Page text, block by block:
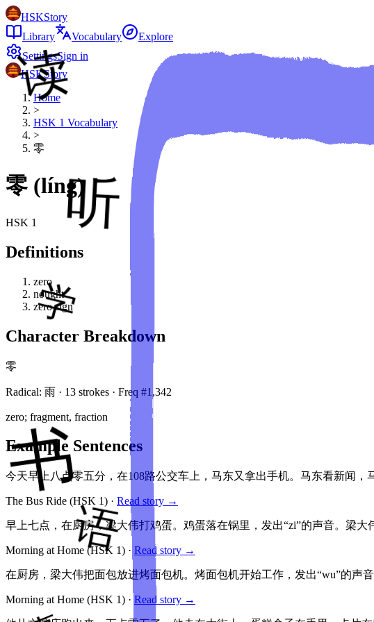
HSKStory
Library
Vocabulary
Explore
SettingsSign in
HSKStory
Home
>
HSK 1 Vocabulary
>
零
零 (líng)
HSK 1
Definitions
zero
nought
zero sign
Character Breakdown
零
Radical: 雨 · 13 strokes · Freq #1,342
zero; fragment, fraction
Example Sentences
今天早上八点零五分，在108路公交车上，马东又拿出手机。马东看新闻
The Bus Ride (HSK 1) · Read story →
早上七点，在厨房，梁大伟打鸡蛋。鸡蛋落在锅里，发出“zi”的声音。梁
Morning at Home (HSK 1) · Read story →
在厨房，梁大伟把面包放进烤面包机。烤面包机开始工作，发出“wu”的声
Morning at Home (HSK 1) · Read story →